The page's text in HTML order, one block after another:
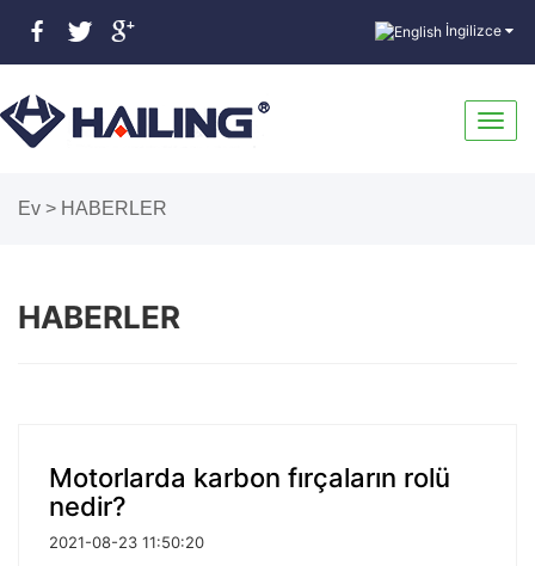
İngilizce
Ev > HABERLER
HABERLER
Motorlarda karbon fırçaların rolü
nedir?
2021-08-23 11:50:20